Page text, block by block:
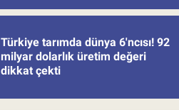
Türkiye tarımda dünya 6'ncısı! 92
milyar dolarlık üretim değeri
dikkat çekti